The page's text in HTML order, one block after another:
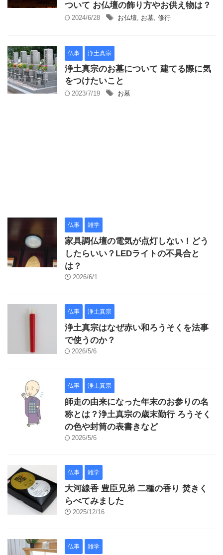
ついて お仏壇の飾り方やお供え物は？
2024/6/28 お仏壇, お墓, 修行
仏事 浄土真宗
浄土真宗のお墓について 建てる際に気
をつけたいこと
2023/7/19 お墓
仏事 雑学
家具調仏壇の電気が点灯しない！どう
したらいい？LEDライトの不具合と
は？
2026/6/1
仏事 浄土真宗
浄土真宗はなぜ赤い和ろうそくを法事
で使うのか？
2026/5/6
仏事 浄土真宗
師走の由来になった年末のお参りの名
称とは？浄土真宗の歳末勤行 ろうそく
の色や封筒の表書きなど
2026/5/6
仏事 雑学
大河線香 豊臣兄弟 二種の香り 焚きく
らべてみました
2025/12/16
仏事 雑学